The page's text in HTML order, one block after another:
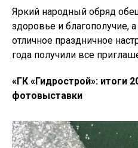
Яркий народный обряд
здоровье и благополучие,
отличное праздничное
года получили все
«ГК «Гидрострой»: итоги
фотовыставки